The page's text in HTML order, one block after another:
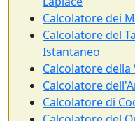
Calcolatore dei
Calcolatore del
Istantaneo
Calcolatore
Calcolatore
Calcolatore di